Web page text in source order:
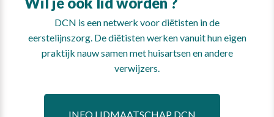
DCN is een netwerk voor diëtisten in de
eerstelijnszorg. De diëtisten werken vanuit hun eigen
praktijk nauw samen met huisartsen en andere
verwijzers.
INFO LIDMAATSCHAP DCN